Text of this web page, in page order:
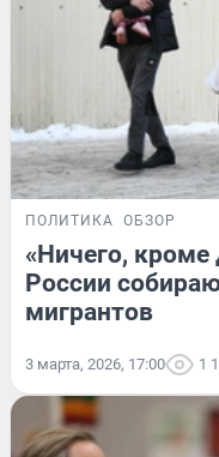
ПОЛИТИКА ОБЗОР
«Ничего, кроме
России
мигрантов
3 марта, 2026, 17:00 1